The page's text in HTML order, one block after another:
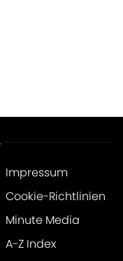
Impressum
Cookie-Richtlinien
Minute Media
A-Z Index